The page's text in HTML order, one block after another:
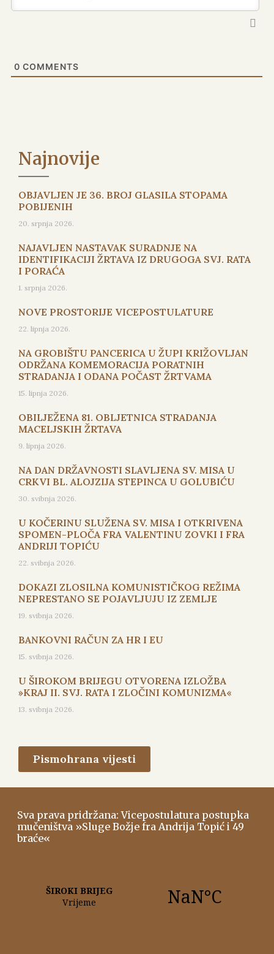
0 COMMENTS
Najnovije
OBJAVLJEN JE 36. BROJ GLASILA STOPAMA
POBIJENIH
20. srpnja 2026.
NAJAVLJEN NASTAVAK SURADNJE NA
IDENTIFIKACIJI ŽRTAVA IZ DRUGOGA SVJ. RATA
I PORAĆA
1. srpnja 2026.
NOVE PROSTORIJE VICEPOSTULATURE
22. lipnja 2026.
NA GROBIŠTU PANCERICA U ŽUPI KRIŽOVLJAN
ODRŽANA KOMEMORACIJA PORATNIH
STRADANJA I ODANA POČAST ŽRTVAMA
15. lipnja 2026.
OBILJEŽENA 81. OBLJETNICA STRADANJA
MACELJSKIH ŽRTAVA
9. lipnja 2026.
NA DAN DRŽAVNOSTI SLAVLJENA SV. MISA U
CRKVI BL. ALOJZIJA STEPINCA U GOLUBIĆU
30. svibnja 2026.
U KOČERINU SLUŽENA SV. MISA I OTKRIVENA
SPOMEN-PLOČA FRA VALENTINU ZOVKI I FRA
ANDRIJI TOPIĆU
22. svibnja 2026.
DOKAZI ZLOSILNA KOMUNISTIČKOG REŽIMA
NEPRESTANO SE POJAVLJUJU IZ ZEMLJE
19. svibnja 2026.
BANKOVNI RAČUN ZA HR I EU
15. svibnja 2026.
U ŠIROKOM BRIJEGU OTVORENA IZLOŽBA
»KRAJ II. SVJ. RATA I ZLOČINI KOMUNIZMA«
13. svibnja 2026.
Pismohrana vijesti
Sva prava pridržana: Vicepostulatura postupka
mučeništva »Sluge Božje fra Andrija Topić i 49
braće«